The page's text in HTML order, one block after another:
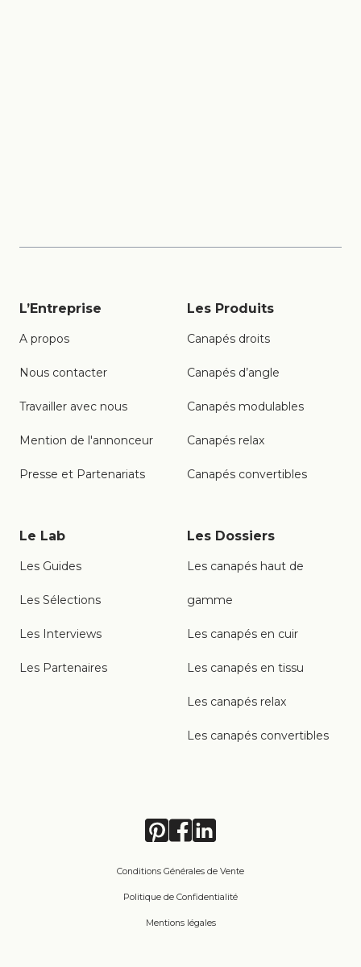
L’Entreprise
A propos
Nous contacter
Travailler avec nous
Mention de l'annonceur
Presse et Partenariats
Les Produits
Canapés droits
Canapés d’angle
Canapés modulables
Canapés relax
Canapés convertibles
Le Lab
Les Guides
Les Sélections
Les Interviews
Les Partenaires
Les Dossiers
Les canapés haut de
gamme
Les canapés en cuir
Les canapés en tissu
Les canapés relax
Les canapés convertibles
Conditions Générales de Vente
Politique de Confidentialité
Mentions légales